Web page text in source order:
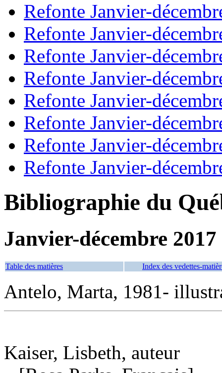
Refonte Janvier-
Refonte Janvier-
Refonte Janvier-
Refonte Janvier-
Refonte Janvier-
Refonte Janvier-
Refonte Janvier-
Refonte Janvier-
Bibliographie du
Janvier-décembre 2017
Table des matières Index des vedettes-
Antelo, Marta, 1981-
Kaiser, Lisbeth, auteur